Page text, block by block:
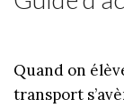
Quand on
transport